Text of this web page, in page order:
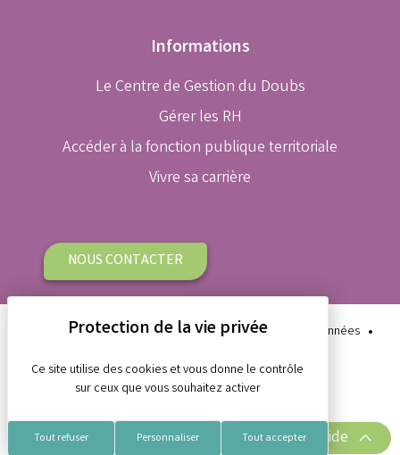
Accès rapide
Informations
Le Centre de Gestion du Doubs
Gérer les RH
Accéder à la fonction publique territoriale
Vivre sa carrière
NOUS CONTACTER
Plan du site Aide et accessibilité
Protection des données
Gestion des cookies
Mentions légales
Ce site utilise des cookies et vous donne le contrôle
sur ceux que vous souhaitez activer
Tout accepter
Tout refuser Personnaliser